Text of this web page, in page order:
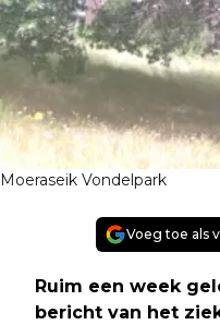
Moeraseik Vondelpark
Voeg toe als
Ruim een week
bericht van het